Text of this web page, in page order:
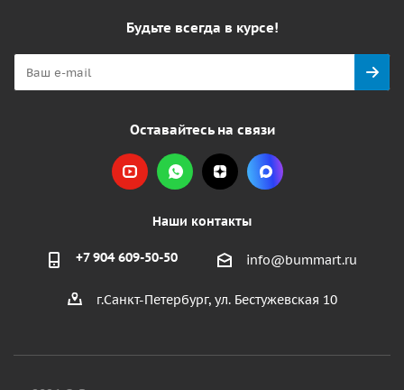
Будьте всегда в курсе!
Оставайтесь на связи
Наши контакты
+7 904 609-50-50 info@bummart.ru
г.Санкт-Петербург, ул. Бестужевская 10